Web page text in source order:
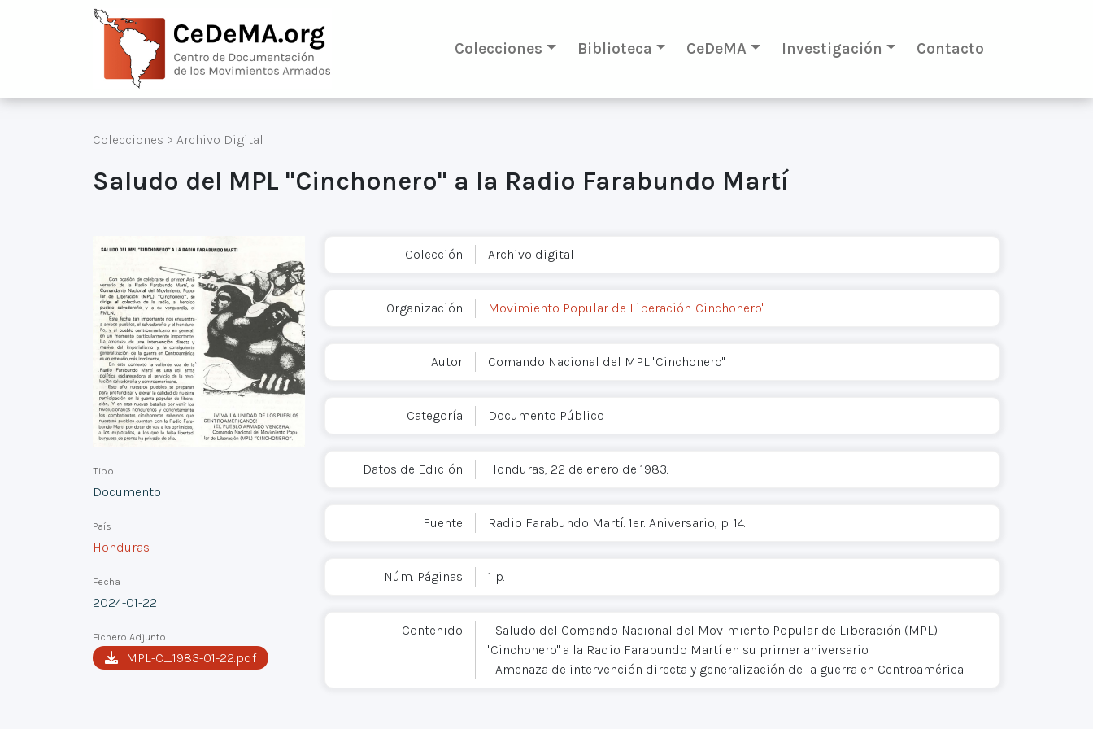
Colecciones Biblioteca CeDeMA Investigación Contacto
Colecciones > Archivo Digital
Saludo del MPL "Cinchonero" a la Radio Farabundo Martí
Tipo
Documento
País
Honduras
Fecha
2024-01-22
Fichero Adjunto
MPL-C_1983-01-22.pdf
Colección Archivo digital
Organización Movimiento Popular de Liberación 'Cinchonero'
Autor Comando Nacional del MPL "Cinchonero"
Categoría Documento Público
Datos de Edición Honduras, 22 de enero de 1983.
Fuente Radio Farabundo Martí. 1er. Aniversario, p. 14.
Núm. Páginas 1 p.
Contenido
- Saludo del Comando Nacional del Movimiento Popular de Liberación (MPL)
"Cinchonero" a la Radio Farabundo Martí en su primer aniversario
- Amenaza de intervención directa y generalización de la guerra en Centroamérica